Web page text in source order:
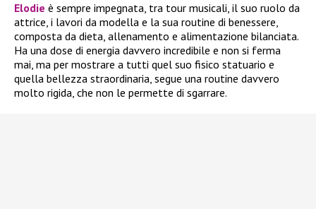
Elodie è sempre impegnata, tra tour musicali, il suo ruolo da
attrice, i lavori da modella e la sua routine di benessere,
composta da dieta, allenamento e alimentazione bilanciata.
Ha una dose di energia davvero incredibile e non si ferma
mai, ma per mostrare a tutti quel suo fisico statuario e
quella bellezza straordinaria, segue una routine davvero
molto rigida, che non le permette di sgarrare.